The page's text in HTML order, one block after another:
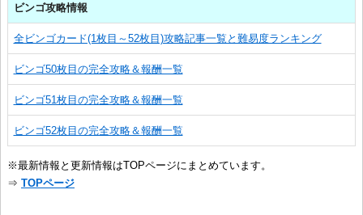
ビンゴ攻略情報
全ビンゴカード(1枚目～52枚目)攻略記事一覧と難易度ランキング
ビンゴ50枚目の完全攻略＆報酬一覧
ビンゴ51枚目の完全攻略＆報酬一覧
ビンゴ52枚目の完全攻略＆報酬一覧
※最新情報と更新情報はTOPページにまとめています。
⇒ TOPページ